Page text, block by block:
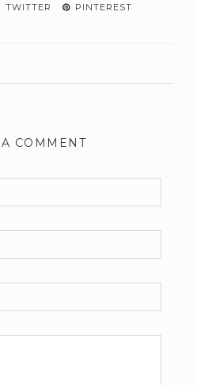
TWITTER PINTEREST
COMMENT